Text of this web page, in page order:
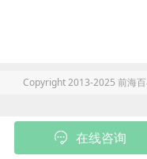
Copyright 2013-2025 前海
在线咨询